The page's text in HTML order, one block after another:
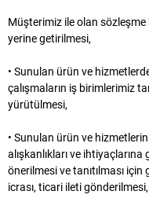
Müşterimiz ile olan
yerine getirilmesi,
• Sunulan ürün ve
çalışmaların iş birimlerimiz
yürütülmesi,
• Sunulan ürün ve
alışkanlıkları ve
önerilmesi ve tanıtılması
icrası, ticari ileti gönderilmesi,